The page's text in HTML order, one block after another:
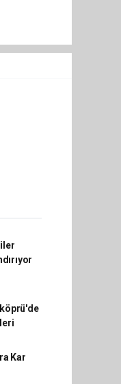
Kar